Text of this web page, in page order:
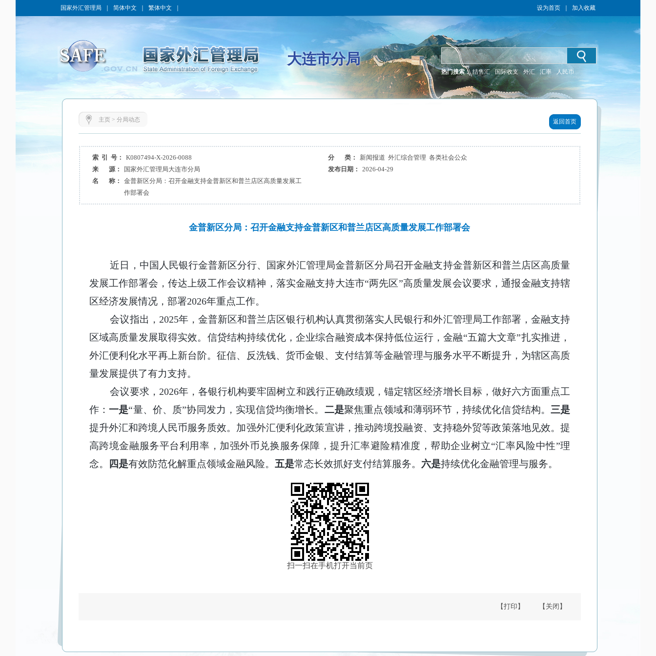
国家外汇管理局 简体中文 繁体中文 设为首页 加入收藏
大连市分局
热门搜索： 结售汇 国际收支 外汇 汇率 人民币
主页> 分局动态 返回首页
索 引 号： K0807494-X-2026-0088 分 类：
新闻报道 外汇综合管理 各类社会公众
来 源：
国家外汇管理局大连市分局 发布日期：
2026-04-29
名 称：
金普新区分局：召开金融支持金普新区和普兰店区高质量发展工
作部署会
金普新区分局：召开金融支持金普新区和普兰店区高质量发展工作部署会
近日，中国人民银行金普新区分行、国家外汇管理局金普新区分局召开金融支持金普新区和普兰店区高质量
发展工作部署会，传达上级工作会议精神，落实金融支持大连市“两先区”高质量发展会议要求，通报金融支持辖
区经济发展情况，部署2026年重点工作。
会议指出， 2025年，金普新区和普兰店区银行机构认真贯彻落实人民银行和外汇管理局工作部署，金融支持
区域高质量发展取得实效。信贷结构持续优化，企业综合融资成本保持低位运行，金融“五篇大文章”扎实推进，
外汇便利化水平再上新台阶。征信、反洗钱、货币金银、支付结算等金融管理与服务水平不断提升，为辖区高质
量发展提供了有力支持。
会议要求， 2026年，各银行机构要牢固树立和践行正确政绩观，锚定辖区经济增长目标，做好六方面重点工
作： 一是“量、价、质”协同发力，实现信贷均衡增长。 二是聚焦重点领域和薄弱环节，持续优化信贷结构。三是
提升外汇和跨境人民币服务质效。加强外汇便利化政策宣讲，推动跨境投融资、支持稳外贸等政策落地见效。提
高跨境金融服务平台利用率，加强外币兑换服务保障，提升汇率避险精准度，帮助企业树立“汇率风险中性”理
念。
四是有效防范化解重点领域金融风险。 五是常态长效抓好支付结算服务。 六是持续优化金融管理与服务。
扫一扫在手机打开当前页
【打印】 【关闭】